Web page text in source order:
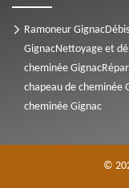
Ramoneur Gignac
GignacNettoyage et
cheminée Gignac
chapeau de cheminée
cheminée Gignac
©